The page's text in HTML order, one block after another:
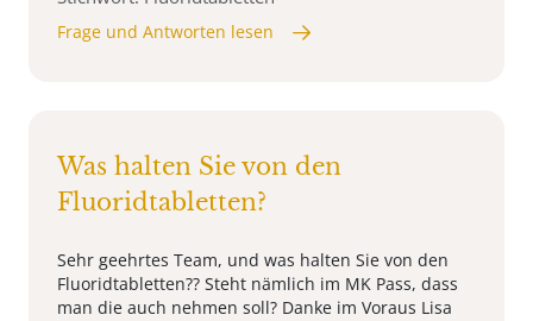
Frage und Antworten lesen
Was halten Sie von den
Fluoridtabletten?
Sehr geehrtes Team, und was halten Sie von den
Fluoridtabletten?? Steht nämlich im MK Pass, dass
man die auch nehmen soll? Danke im Voraus Lisa